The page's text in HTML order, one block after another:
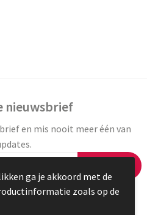
nieuwsbrief
en mis nooit meer één van
ga je akkoord met de
zoals op de